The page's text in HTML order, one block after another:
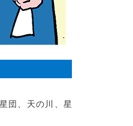
団、天の川、星